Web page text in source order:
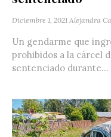
Diciembre 1, 2021 Alejandra
Un gendarme que
prohibidos a la cárcel
sentenciado durante...